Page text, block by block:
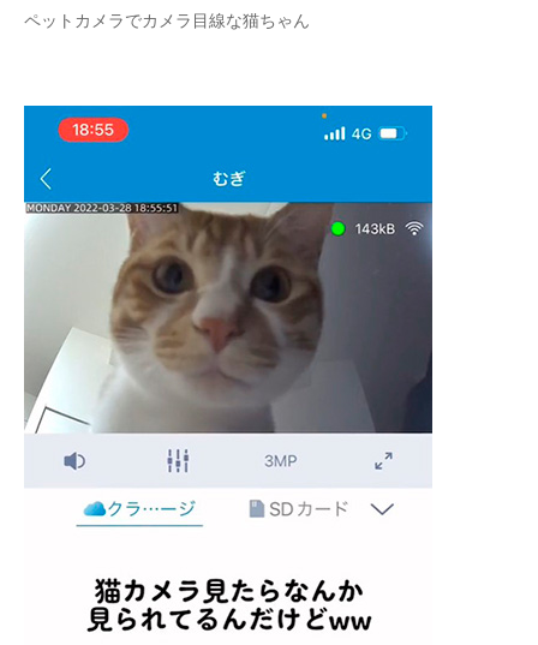
ペットカメラでカメラ目線な猫ちゃん